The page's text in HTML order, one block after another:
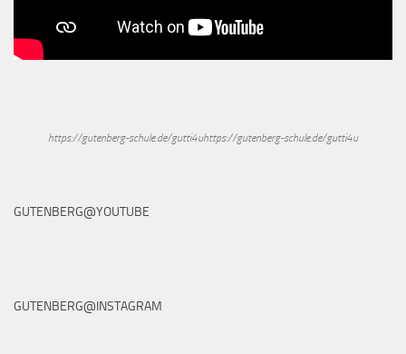
https://gutenberg-schule.de/gutti4uhttps://gutenberg-schule.de/gutti4u
GUTENBERG@YOUTUBE
GUTENBERG@INSTAGRAM